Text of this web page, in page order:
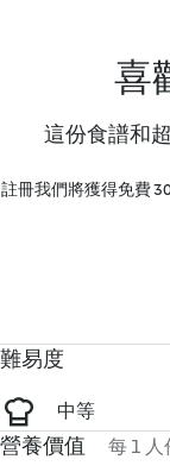
喜
這份食譜和
註冊我們將獲得免費
難易度
中等
營養價值 每 1 人